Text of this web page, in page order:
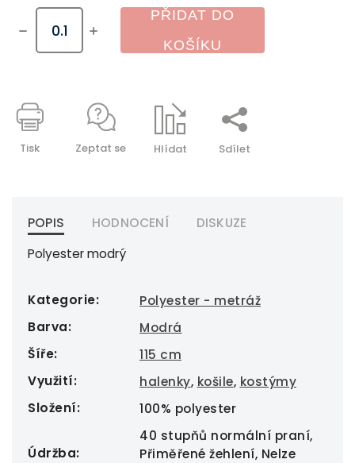
PŘIDAT DO
KOŠÍKU
Tisk Zeptat se Hlídat Sdílet
POPIS HODNOCENÍ
DISKUZE
Polyester modrý
Kategorie:
Polyester - metráž
Barva:
Modrá
Šíře:
115 cm
Využití: halenky, košile, kostýmy
Složení: 100% polyester
Údržba:
40 stupňů normální praní,
Přiměřené žehlení, Nelze